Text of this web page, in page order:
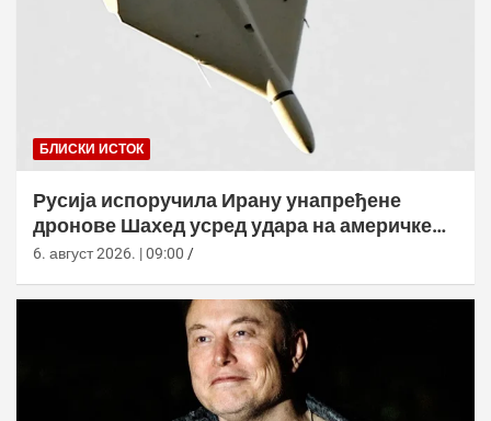
БЛИСКИ ИСТОК
Русија испоручила Ирану унапређене
дронове Шахед усред удара на америчке
базе
6. август 2026. | 09:00